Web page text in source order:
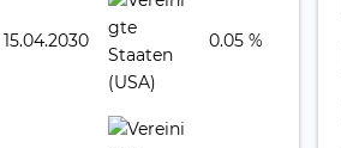
15.04.2030 0.05 %